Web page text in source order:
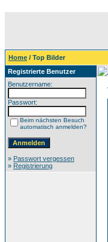
Home / Top Bilder
Registrierte Benutzer
Benutzername:
Passwort:
Beim nächsten Besuch
automatisch anmelden?
» Passwort vergessen
» Registrierung